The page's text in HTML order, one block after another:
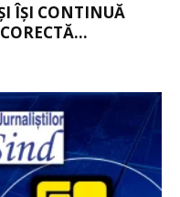
ÎȘI CONTINUĂ